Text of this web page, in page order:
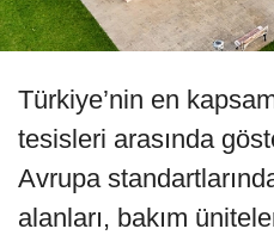
Türkiye’nin en
tesisleri arasında
Avrupa
alanları, bakım